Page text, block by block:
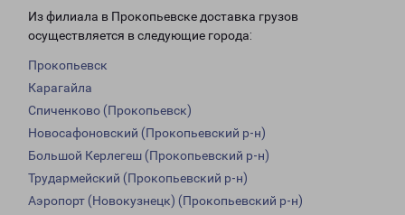
Из филиала в Прокопьевске доставка грузов
осуществляется в следующие города:
Прокопьевск
Карагайла
Спиченково (Прокопьевск)
Новосафоновский (Прокопьевский р-н)
Большой Керлегеш (Прокопьевский р-н)
Трудармейский (Прокопьевский р-н)
Аэропорт (Новокузнецк) (Прокопьевский р-н)